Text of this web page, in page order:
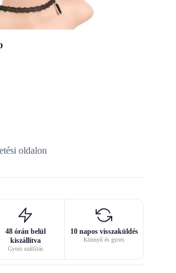
oldalon
48 órán belül
kiszállítva
Gyors szállítás
10 napos visszaküldés
Könnyű és gyors